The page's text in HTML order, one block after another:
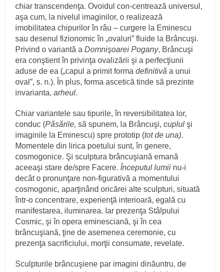
chiar transcendenţa. Ovoidul con-centrează universul,
aşa cum, la nivelul imaginilor, o realizează
imobilitatea chipurilor în râu – curgere la Eminescu
sau desenul fizionomic în „ovaluri” fluide la Brâncuşi.
Privind o variantă aDomnişoarei Pogany, Brâncuşi
era conştient în privinţa ovalizării şi a perfecţiunii
aduse de ea („capul a primit formadefinitivă a unui
oval”, s. n.). În plus, forma ascetică tinde să prezinte
invarianta,arheul.
Chiar variantele sau tipurile, în reversibilitatea lor,
conduc (Păsările,să spunem, la Brâncuşi,cuplul şi
imaginile la Eminescu) spre prototip (tot de una).
Momentele din lirica poetului sunt, în genere,
cosmogonice. Şi sculptura brâncuşiană emană
aceeaşi stare de/spre Facere. Începutul lumii nu-i
decât o pronunţare non-figurativă a momentului
cosmogonic, aparţinând oricărei alte sculpturi, situată
într-o concentrare, experienţă interioară, egală cu
manifestarea, iluminarea. Iar prezenţa Stâlpului
Cosmic, şi în opera eminesciană, şi în cea
brâncuşiană, ţine de asemenea ceremonie, cu
prezenţa sacrificiului, morţii consumate, revelate.
Sculpturile brâncuşiene par imagini dinăuntru, de